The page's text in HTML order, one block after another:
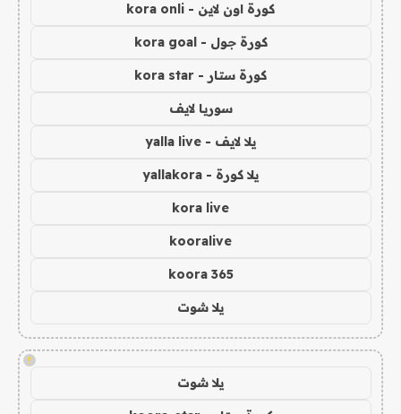
كورة اون لاين - kora onli
كورة جول - kora goal
كورة ستار - kora star
سوريا لايف
يلا لايف - yalla live
يلا كورة - yallakora
kora live
kooralive
koora 365
يلا شوت
!
يلا شوت